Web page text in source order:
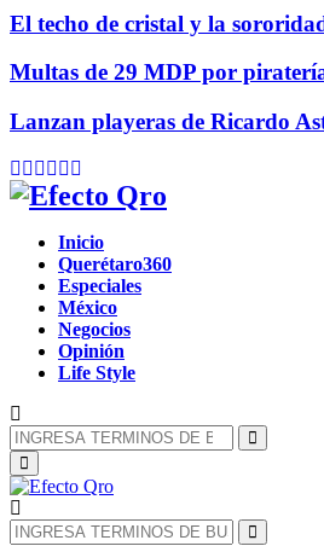
El techo de cristal y la
Multas de 29 MDP por
Lanzan playeras de Ricardo
Facebook
Twitter
Instagram
Youtube
Whatsapp
Inicio
Querétaro360
Especiales
México
Negocios
Opinión
Life Style
Búsqueda
de:
Búsqueda
Menú
Principal
Búsqueda